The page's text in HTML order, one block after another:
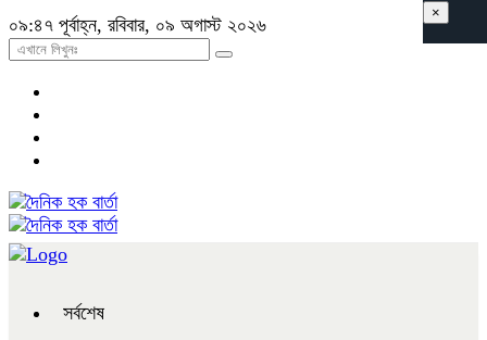
০৯:৪৭ পূর্বাহ্ন, রবিবার, ০৯ অগাস্ট ২০২৬
সর্বশেষ
×